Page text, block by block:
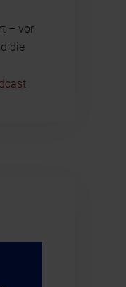
– vor
die